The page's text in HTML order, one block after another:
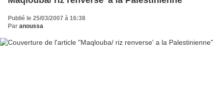
Publié le 25/03/2007 à 16:38
Par anoussa